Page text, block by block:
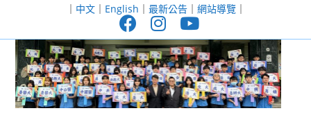
至
｜ 中文｜ English ｜ 最新公告｜ 網站導覽｜